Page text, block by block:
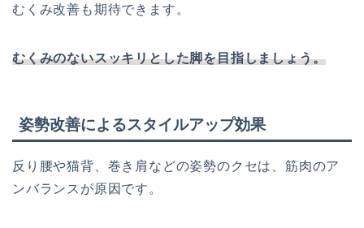
むくみ改善も期待できます。
むくみのないスッキリとした脚を目指しましょう。
姿勢改善によるスタイルアップ効果
反り腰や猫背、巻き肩などの姿勢のクセは、筋肉のア
ンバランスが原因です。